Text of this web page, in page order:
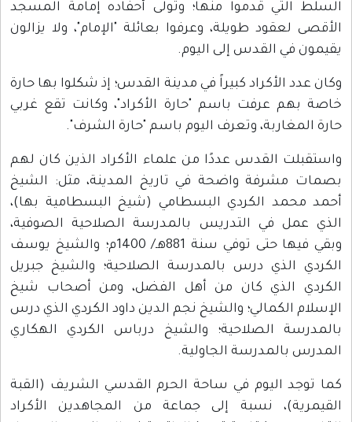
السلط التي قدموا منها؛ وتولى أحفاده إمامة المسجد
الأقصى لعقود طويلة، وعرفوا بعائلة "الإمام"، ولا يزالون
يقيمون في القدس إلى اليوم.
وكان عدد الأكراد كبيراً في مدينة القدس؛ إذ شكلوا بها حارة
خاصة بهم عرفت باسم "حارة الأكراد"، وكانت تقع غربي
حارة المغاربة، وتعرف اليوم باسم "حارة الشرف".
واستقبلت القدس عددًا من علماء الأكراد الذين كان لهم
بصمات مشرفة واضحة في تاريخ المدينة، مثل: الشيخ
أحمد محمد الكردي البسطامي (شيخ البسطامية بها)،
الذي عمل في التدريس بالمدرسة الصلاحية الصوفية،
وبقي فيها حتى توفي سنة 881هـ/ 1400م؛ والشيخ يوسف
الكردي الذي درس بالمدرسة الصلاحية؛ والشيخ جبريل
الكردي الذي كان من أهل الفضل، ومن أصحاب شيخ
الإسلام الكمالي؛ والشيخ نجم الدين داود الكردي الذي درس
بالمدرسة الصلاحية؛ والشيخ درباس الكردي الهكاري
المدرس بالمدرسة الجاولية.
كما توجد اليوم في ساحة الحرم القدسي الشريف (القبة
القيمرية)، نسبة إلى جماعة من المجاهدين الأكراد